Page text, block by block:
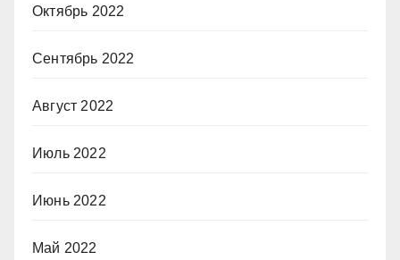
Октябрь 2022
Сентябрь 2022
Август 2022
Июль 2022
Июнь 2022
Май 2022